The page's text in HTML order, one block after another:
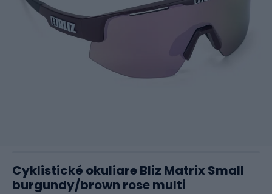
Cyklistické okuliare Bliz Matrix Small
burgundy/brown rose multi